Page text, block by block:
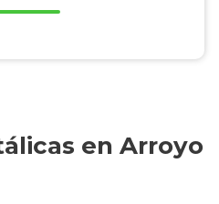
en Arroyo